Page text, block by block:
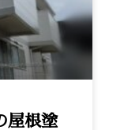
屋根塗